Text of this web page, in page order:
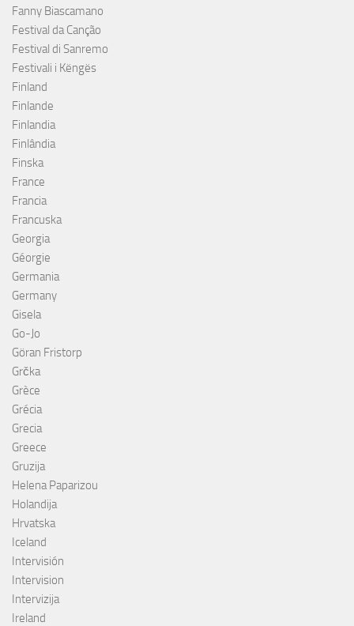
Fanny Biascamano
Festival da Canção
Festival di Sanremo
Festivali i Këngës
Finland
Finlande
Finlandia
Finlândia
Finska
France
Francia
Francuska
Georgia
Géorgie
Germania
Germany
Gisela
Go-Jo
Göran Fristorp
Grčka
Grèce
Grécia
Grecia
Greece
Gruzija
Helena Paparizou
Holandija
Hrvatska
Iceland
Intervisión
Intervision
Intervizija
Ireland